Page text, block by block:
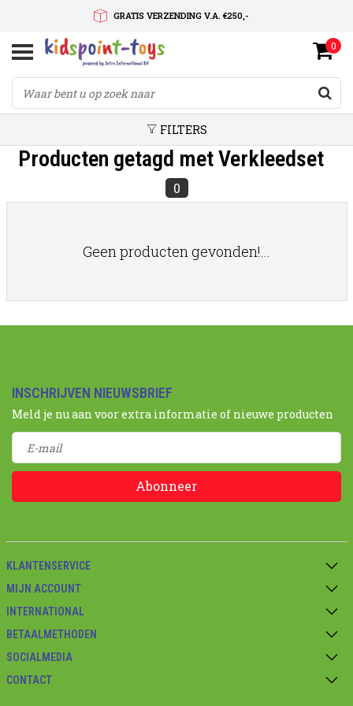
GRATIS VERZENDING V.A. €250,-
SNELLE LEVERTIJD
SERVICE OP MAAT
0
FILTERS
Producten getagd met Verkleedset
0
Geen producten gevonden!...
INSCHRIJVEN NIEUWSBRIEF
Meld je nu aan voor extra informatie of nieuwe producten
Abonneer
KLANTENSERVICE
MIJN ACCOUNT
INTERNATIONAL
BETAALMETHODEN
SOCIALMEDIA
CONTACT